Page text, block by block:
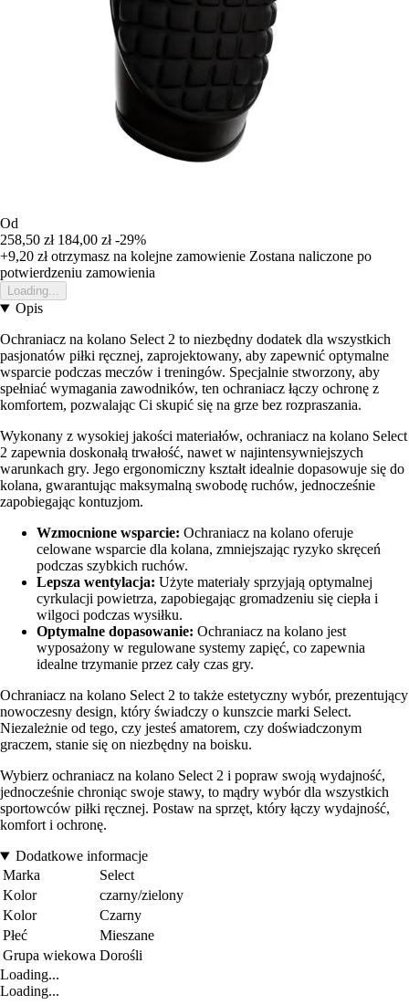
Od
258,50 zł 184,00 zł -29%
+9,20 złotrzymasz na kolejne zamowienie Zostana naliczone po
potwierdzeniu zamowienia
Loading...
Opis
Ochraniacz na kolano Select 2 to niezbędny dodatek dla wszystkich
pasjonatów piłki ręcznej, zaprojektowany, aby zapewnić optymalne
wsparcie podczas meczów i treningów. Specjalnie stworzony, aby
spełniać wymagania zawodników, ten ochraniacz łączy ochronę z
komfortem, pozwalając Ci skupić się na grze bez rozpraszania.
Wykonany z wysokiej jakości materiałów, ochraniacz na kolano Select
2 zapewnia doskonałą trwałość, nawet w najintensywniejszych
warunkach gry. Jego ergonomiczny kształt idealnie dopasowuje się do
kolana, gwarantując maksymalną swobodę ruchów, jednocześnie
zapobiegając kontuzjom.
Wzmocnione wsparcie: Ochraniacz na kolano oferuje
celowane wsparcie dla kolana, zmniejszając ryzyko skręceń
podczas szybkich ruchów.
Lepsza wentylacja: Użyte materiały sprzyjają optymalnej
cyrkulacji powietrza, zapobiegając gromadzeniu się ciepła i
wilgoci podczas wysiłku.
Optymalne dopasowanie: Ochraniacz na kolano jest
wyposażony w regulowane systemy zapięć, co zapewnia
idealne trzymanie przez cały czas gry.
Ochraniacz na kolano Select 2 to także estetyczny wybór, prezentujący
nowoczesny design, który świadczy o kunszcie marki Select.
Niezależnie od tego, czy jesteś amatorem, czy doświadczonym
graczem, stanie się on niezbędny na boisku.
Wybierz ochraniacz na kolano Select 2 i popraw swoją wydajność,
jednocześnie chroniąc swoje stawy, to mądry wybór dla wszystkich
sportowców piłki ręcznej. Postaw na sprzęt, który łączy wydajność,
komfort i ochronę.
Dodatkowe informacje
Marka
Select
Kolor
czarny/zielony
Kolor
Czarny
Płeć
Mieszane
Grupa wiekowa Dorośli
Loading...
Loading...